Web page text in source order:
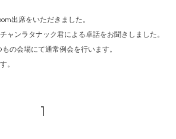
出席をいただきました。
ンラタナック君による卓話をお聞きしました。
の会場にて通常例会を行います。
。
1